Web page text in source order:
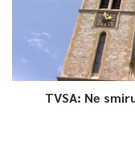
TVSA: Ne